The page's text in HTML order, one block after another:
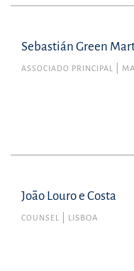
Sebastián Green
ASSOCIADO PRINCIPAL
João Louro e Costa
COUNSEL LISBOA